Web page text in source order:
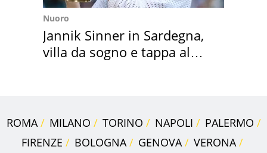
Nuoro
Jannik Sinner in Sardegna,
villa da sogno e tappa al
ROMA MILANO TORINO NAPOLI
PALERMO
FIRENZE
BOLOGNA GENOVA
VERONA